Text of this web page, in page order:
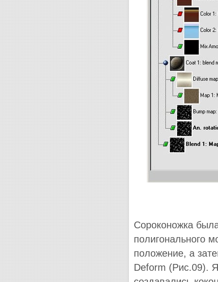
Сороконожка
полигонального
положение, а
Deform (Рис.09).